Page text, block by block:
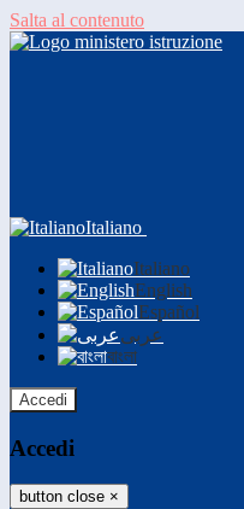
Salta al contenuto
Italiano
Italiano
English
Español
عربى
বাংলা
Accedi
Accedi
button close ×